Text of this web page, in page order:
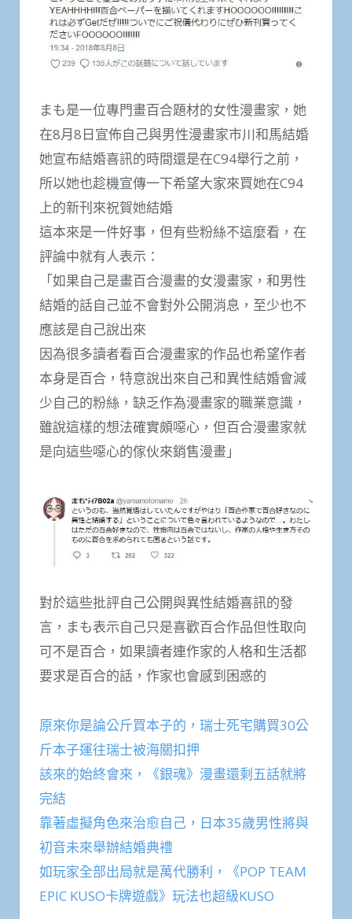
まも是一位專門畫百合題材的女性漫畫家，她
在8月8日宣佈自己與男性漫畫家市川和馬結婚
她宣布結婚喜訊的時間還是在C94舉行之前，
所以她也趁機宣傳一下希望大家來買她在C94
上的新刊來祝賀她結婚
這本來是一件好事，但有些粉絲不這麼看，在
評論中就有人表示：
「如果自己是畫百合漫畫的女漫畫家，和男性
結婚的話自己並不會對外公開消息，至少也不
應該是自己說出來
因為很多讀者看百合漫畫家的作品也希望作者
本身是百合，特意說出來自己和異性結婚會減
少自己的粉絲，缺乏作為漫畫家的職業意識，
雖說這樣的想法確實頗噁心，但百合漫畫家就
是向這些噁心的傢伙來銷售漫畫」
對於這些批評自己公開與異性結婚喜訊的發
言，まも表示自己只是喜歡百合作品但性取向
可不是百合，如果讀者連作家的人格和生活都
要求是百合的話，作家也會感到困惑的
原來你是論公斤買本子的，瑞士死宅購買30公
斤本子運往瑞士被海關扣押
該來的始終會來，《銀魂》漫畫還剩五話就將
完結
靠著虛擬角色來治愈自己，日本35歲男性將與
初音未來舉辦結婚典禮
如玩家全部出局就是萬代勝利，《POP TEAM
EPIC KUSO卡牌遊戲》玩法也超級KUSO